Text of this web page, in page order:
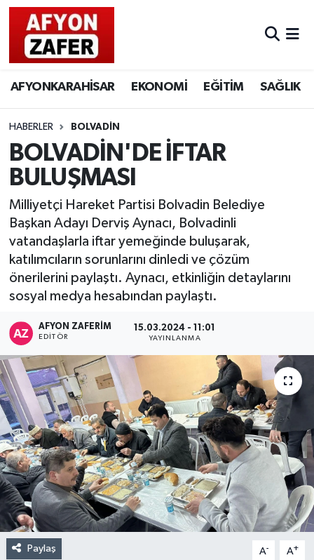
AFYONKARAHİSAR EKONOMİ EĞİTİM SAĞLIK
HABERLER BOLVADİN
BOLVADİN'DE İFTAR
BULUŞMASI
Milliyetçi Hareket Partisi Bolvadin Belediye
Başkan Adayı Derviş Aynacı, Bolvadinli
vatandaşlarla iftar yemeğinde buluşarak,
katılımcıların sorunlarını dinledi ve çözüm
önerilerini paylaştı. Aynacı, etkinliğin detaylarını
sosyal medya hesabından paylaştı.
AFYON ZAFERİM
EDITÖR
15.03.2024 - 11:01
YAYINLANMA
Paylaş A- A+